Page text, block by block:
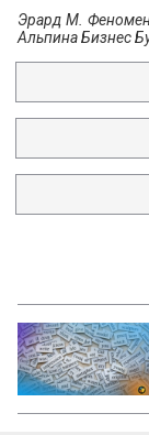
Эрард М.
Альпина Бизнес